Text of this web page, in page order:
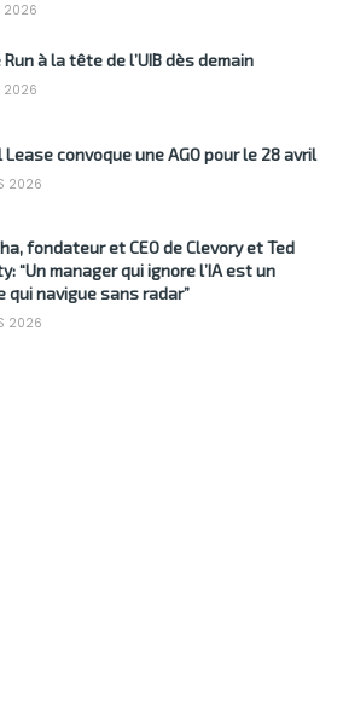
2026
Run à la tête de l’UIB dès demain
2026
Lease convoque une AGO pour le 28 avril
2026
fondateur et CEO de Clevory et Ted
“Un manager qui ignore l’IA est un
qui navigue sans radar”
2026